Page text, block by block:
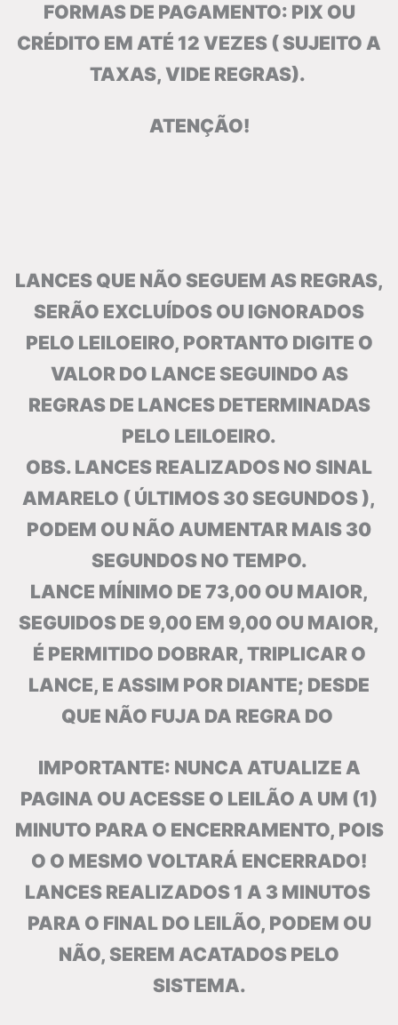
FORMAS DE PAGAMENTO: PIX OU
CRÉDITO EM ATÉ 12 VEZES ( SUJEITO A
TAXAS, VIDE REGRAS).
ATENÇÃO!
LANCES QUE NÃO SEGUEM AS REGRAS,
SERÃO EXCLUÍDOS OU IGNORADOS
PELO LEILOEIRO, PORTANTO DIGITE O
VALOR DO LANCE SEGUINDO AS
REGRAS DE LANCES DETERMINADAS
PELO LEILOEIRO.
OBS. LANCES REALIZADOS NO SINAL
AMARELO ( ÚLTIMOS 30 SEGUNDOS ),
PODEM OU NÃO AUMENTAR MAIS 30
SEGUNDOS NO TEMPO.
LANCE MÍNIMO DE 73,00 OU MAIOR,
SEGUIDOS DE 9,00 EM 9,00 OU MAIOR,
É PERMITIDO DOBRAR, TRIPLICAR O
LANCE, E ASSIM POR DIANTE; DESDE
QUE NÃO FUJA DA REGRA DO
IMPORTANTE: NUNCA ATUALIZE A
PAGINA OU ACESSE O LEILÃO A UM (1)
MINUTO PARA O ENCERRAMENTO, POIS
O O MESMO VOLTARÁ ENCERRADO!
LANCES REALIZADOS 1 A 3 MINUTOS
PARA O FINAL DO LEILÃO, PODEM OU
NÃO, SEREM ACATADOS PELO
SISTEMA.